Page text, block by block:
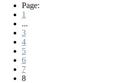
Page:
1
...
3
4
5
6
7
8